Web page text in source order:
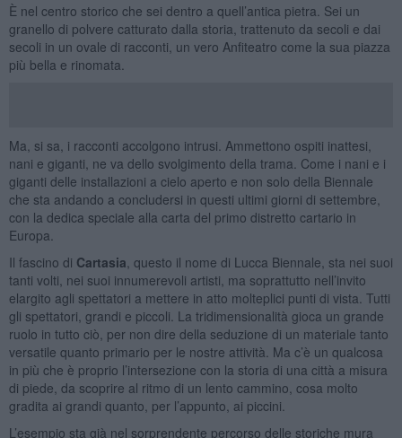
È nel centro storico che sei dentro a quell’antica pietra. Sei un
granello di polvere catturato dalla storia, trattenuto da secoli e dai
secoli in un ovale di racconti, un vero Anfiteatro come la sua piazza
più bella e rinomata.
Ma, si sa, i racconti accolgono intrusi. Ammettono ospiti inattesi,
nani e giganti, ne va dello svolgimento della trama. Come i nani e i
giganti delle installazioni a cielo aperto e non solo della Biennale
che sta andando a concludersi in questi ultimi giorni di settembre,
con la dedica speciale alla carta del primo distretto cartario in
Europa.
Il fascino di Cartasia , questo il nome di Lucca Biennale, sta nei suoi
tanti volti, nei suoi innumerevoli artisti, ma soprattutto nell’invito
elargito agli spettatori a mettere in atto molteplici punti di vista. Tutti
gli spettatori, grandi e piccoli. La tridimensionalità gioca un grande
ruolo in tutto ciò, per non dire della seduzione di un materiale tanto
versatile quanto primario per le nostre attività. Ma c’è un qualcosa
in più che è proprio l’intersezione con la storia di una città a misura
di piede, da scoprire al ritmo di un lento cammino, cosa molto
gradita ai grandi quanto, per l’appunto, ai piccini.
L’esempio sta già nel sorprendente percorso delle storiche mura